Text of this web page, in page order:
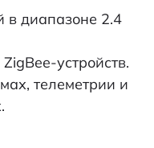
в диапазоне 2.4
устройств.
телеметрии и